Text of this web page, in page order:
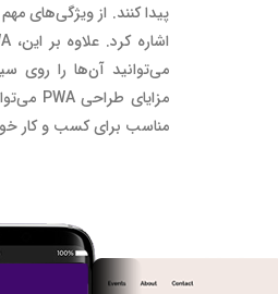
پیدا کنند. از ویژگی‌های
مناسب برای کسب و کار